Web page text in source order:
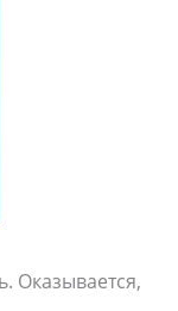
Оказывается,